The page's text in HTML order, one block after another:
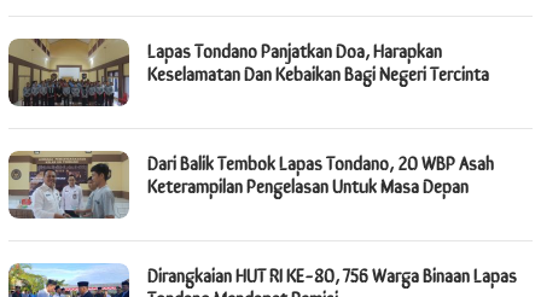
Lapas Tondano Panjatkan Doa, Harapkan
Keselamatan Dan Kebaikan Bagi Negeri Tercinta
Dari Balik Tembok Lapas Tondano, 20 WBP Asah
Keterampilan Pengelasan Untuk Masa Depan
Dirangkaian HUT RI KE-80, 756 Warga Binaan Lapas